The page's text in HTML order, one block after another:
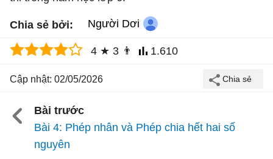
Chia sẻ bởi: Người Dơi
4 ★ 3 👨 1.610
Cập nhật: 02/05/2026
Bài trước
Bài 4: Phép nhân và Phép chia hết hai số
nguyên